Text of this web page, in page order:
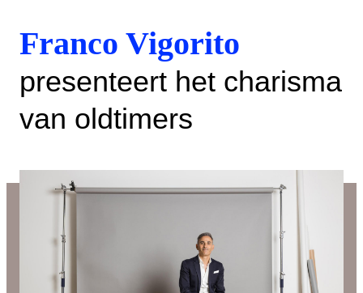
Franco Vigorito
presenteert het charisma
van oldtimers